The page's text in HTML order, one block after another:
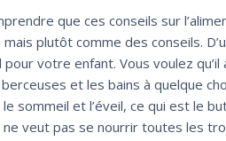
que ces conseils sur
plutôt comme des conseils.
votre enfant. Vous voulez qu’il
et les bains à quelque
sommeil et l’éveil, ce qui est le
veut pas se nourrir toutes les